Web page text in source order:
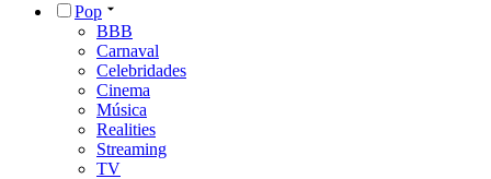
Pop
BBB
Carnaval
Celebridades
Cinema
Música
Realities
Streaming
TV